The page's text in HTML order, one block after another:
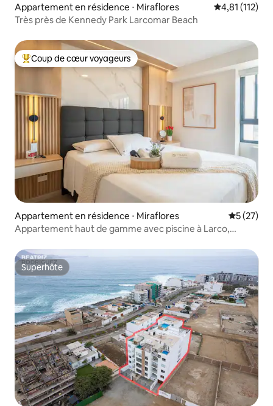
Appartement en résidence ⋅ Miraflores Évaluation
4,81 (112)
Très près de Kennedy Park Larcomar Beach
Coups de cœur voyageurs les plus appréciés
Coup de cœur voyageurs
Appartement en résidence ⋅ Miraflores
5 (27)
Appartement haut de gamme avec piscine à Larco,
Superhôte
Superhôte